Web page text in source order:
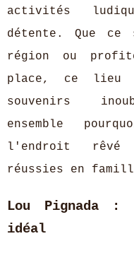
activités
détente. Que
région ou
place, ce lieu
souvenirs
ensemble
l'endroit rêvé
réussies en
Lou Pignada :
idéal